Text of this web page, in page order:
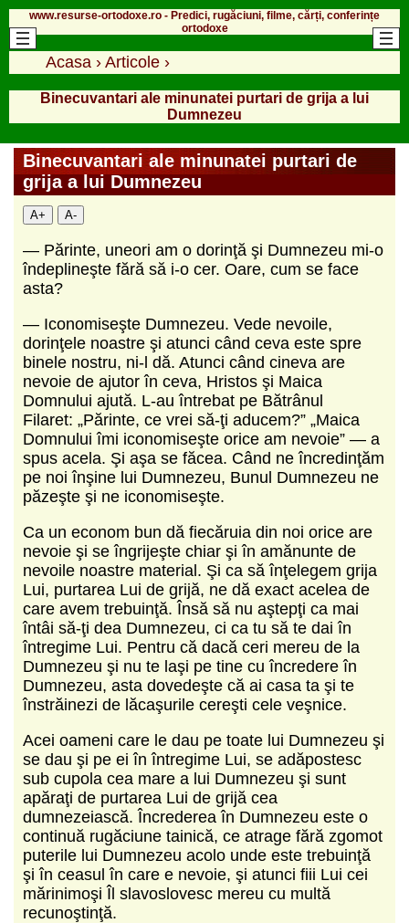
www.resurse-ortodoxe.ro - Predici, rugăciuni, filme, cărți, conferințe
ortodoxe
Acasa › Articole ›
Binecuvantari ale minunatei purtari de grija a lui
Dumnezeu
Binecuvantari ale minunatei purtari de
grija a lui Dumnezeu
A+ A-
— Părinte, uneori am o dorinţă şi Dumnezeu mi-o
îndeplineşte fără să i-o cer. Oare, cum se face
asta?
— Iconomiseşte Dumnezeu. Vede nevoile,
dorinţele noastre şi atunci când ceva este spre
binele nostru, ni-l dă. Atunci când cineva are
nevoie de ajutor în ceva, Hristos şi Maica
Domnului ajută. L-au întrebat pe Bătrânul
Filaret: „Părinte, ce vrei să-ţi aducem?” „Maica
Domnului îmi iconomiseşte orice am nevoie” — a
spus acela. Şi aşa se făcea. Când ne încredinţăm
pe noi înşine lui Dumnezeu, Bunul Dumnezeu ne
păzeşte şi ne iconomiseşte.
Ca un econom bun dă fiecăruia din noi orice are
nevoie şi se îngrijeşte chiar şi în amănunte de
nevoile noastre material. Şi ca să înţelegem grija
Lui, purtarea Lui de grijă, ne dă exact acelea de
care avem trebuinţă. Însă să nu aştepţi ca mai
întâi să-ţi dea Dumnezeu, ci ca tu să te dai în
întregime Lui. Pentru că dacă ceri mereu de la
Dumnezeu şi nu te laşi pe tine cu încredere în
Dumnezeu, asta dovedeşte că ai casa ta şi te
înstrăinezi de lăcaşurile cereşti cele veşnice.
Acei oameni care le dau pe toate lui Dumnezeu şi
se dau şi pe ei în întregime Lui, se adăpostesc
sub cupola cea mare a lui Dumnezeu şi sunt
apăraţi de purtarea Lui de grijă cea
dumnezeiască. Încrederea în Dumnezeu este o
continuă rugăciune tainică, ce atrage fără zgomot
puterile lui Dumnezeu acolo unde este trebuinţă
şi în ceasul în care e nevoie, şi atunci fiii Lui cei
mărinimoşi Îl slavoslovesc mereu cu multă
recunoştinţă.